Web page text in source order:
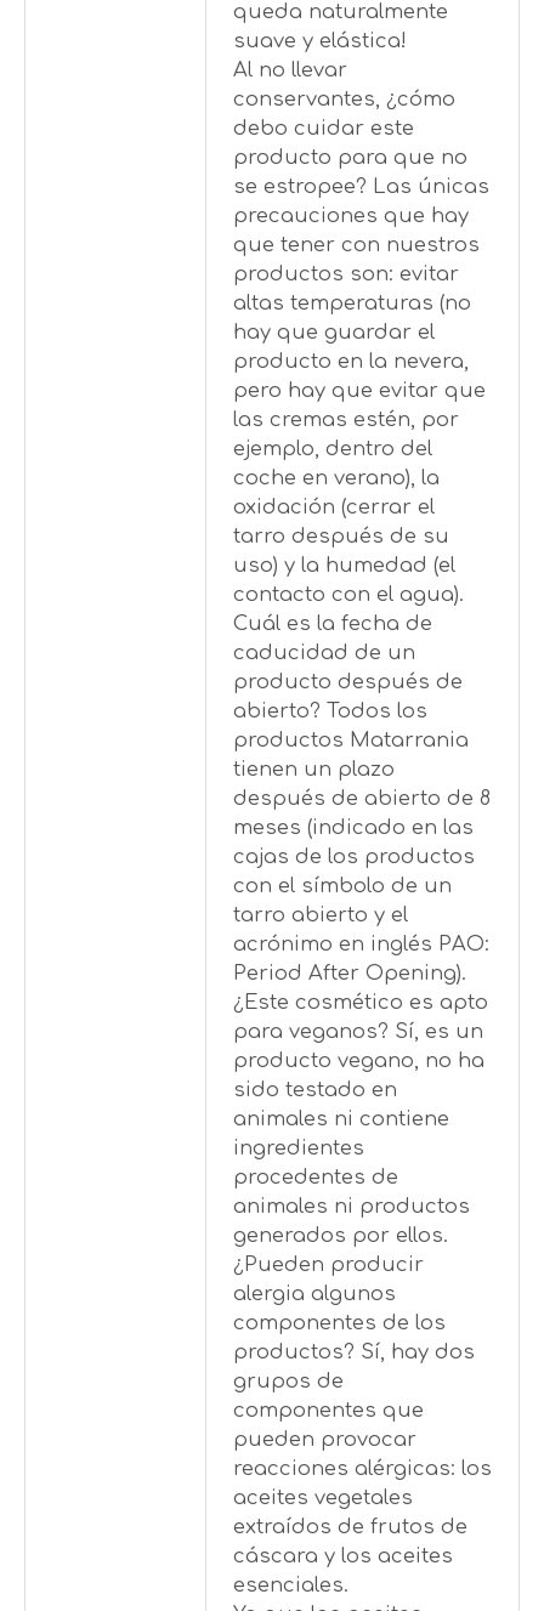
queda naturalmente
suave y elástica!
Al no llevar
conservantes, ¿cómo
debo cuidar este
producto para que no
se estropee? Las únicas
precauciones que hay
que tener con nuestros
productos son: evitar
altas temperaturas (no
hay que guardar el
producto en la nevera,
pero hay que evitar que
las cremas estén, por
ejemplo, dentro del
coche en verano), la
oxidación (cerrar el
tarro después de su
uso) y la humedad (el
contacto con el agua).
Cuál es la fecha de
caducidad de un
producto después de
abierto? Todos los
productos Matarrania
tienen un plazo
después de abierto de 8
meses (indicado en las
cajas de los productos
con el símbolo de un
tarro abierto y el
acrónimo en inglés PAO:
Period After Opening).
¿Este cosmético es apto
para veganos? Sí, es un
producto vegano, no ha
sido testado en
animales ni contiene
ingredientes
procedentes de
animales ni productos
generados por ellos.
¿Pueden producir
alergia algunos
componentes de los
productos? Sí, hay dos
grupos de
componentes que
pueden provocar
reacciones alérgicas: los
aceites vegetales
extraídos de frutos de
cáscara y los aceites
esenciales.